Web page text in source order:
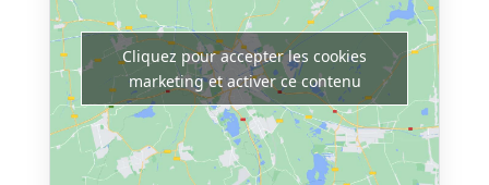
Cliquez pour accepter les cookies
marketing et activer ce contenu